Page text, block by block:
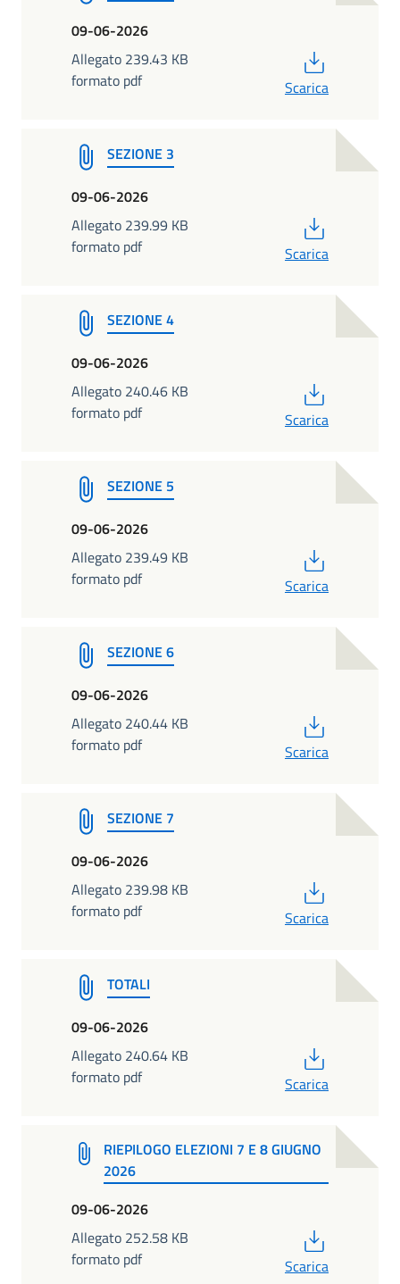
09-06-2026
Allegato 239.43 KB
formato pdf
Scarica
SEZIONE 3
09-06-2026
Allegato 239.99 KB
formato pdf
Scarica
SEZIONE 4
09-06-2026
Allegato 240.46 KB
formato pdf
Scarica
SEZIONE 5
09-06-2026
Allegato 239.49 KB
formato pdf
Scarica
SEZIONE 6
09-06-2026
Allegato 240.44 KB
formato pdf
Scarica
SEZIONE 7
09-06-2026
Allegato 239.98 KB
formato pdf
Scarica
TOTALI
09-06-2026
Allegato 240.64 KB
formato pdf
Scarica
RIEPILOGO ELEZIONI 7 E 8 GIUGNO
2026
09-06-2026
Allegato 252.58 KB
formato pdf
Scarica